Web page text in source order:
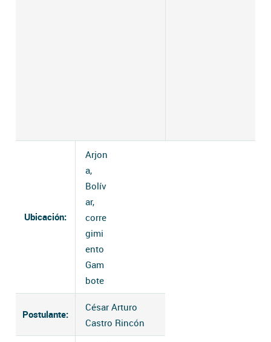
Ubicación:
Arjon
a,
Bolív
ar,
corre
gimi
ento
Gam
bote
Postulante:
César Arturo
Castro Rincón